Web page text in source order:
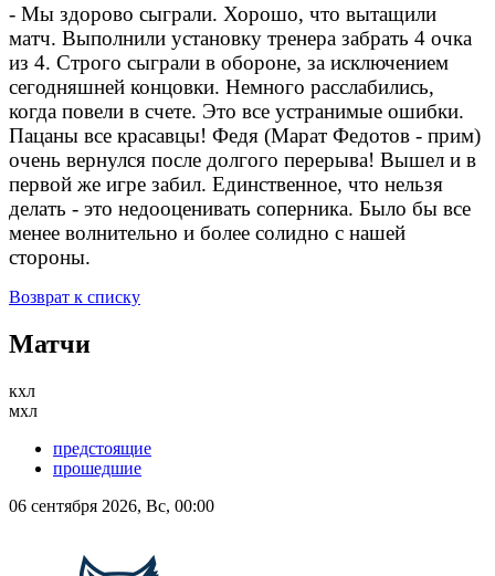
- Мы здорово сыграли. Хорошо, что вытащили
матч. Выполнили установку тренера забрать 4 очка
из 4. Строго сыграли в обороне, за исключением
сегодняшней концовки. Немного расслабились,
когда повели в счете. Это все устранимые ошибки.
Пацаны все красавцы! Федя (Марат Федотов - прим)
очень вернулся после долгого перерыва! Вышел и в
первой же игре забил. Единственное, что нельзя
делать - это недооценивать соперника. Было бы все
менее волнительно и более солидно с нашей
стороны.
Возврат к списку
Матчи
кхл
мхл
предстоящие
прошедшие
06 сентября 2026, Вс, 00:00